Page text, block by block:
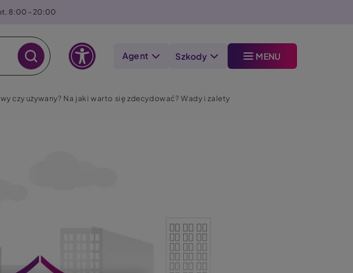
8:00 - 20:00
Agent Szkody MENU
czy używany? Na jaki warto się zdecydować? Wady i zalety